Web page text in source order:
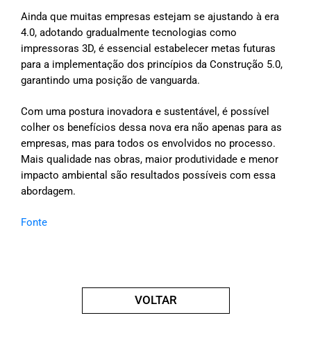
Ainda que muitas empresas estejam se ajustando à era
4.0, adotando gradualmente tecnologias como
impressoras 3D, é essencial estabelecer metas futuras
para a implementação dos princípios da Construção 5.0,
garantindo uma posição de vanguarda.
Com uma postura inovadora e sustentável, é possível
colher os benefícios dessa nova era não apenas para as
empresas, mas para todos os envolvidos no processo.
Mais qualidade nas obras, maior produtividade e menor
impacto ambiental são resultados possíveis com essa
abordagem.
Fonte
VOLTAR